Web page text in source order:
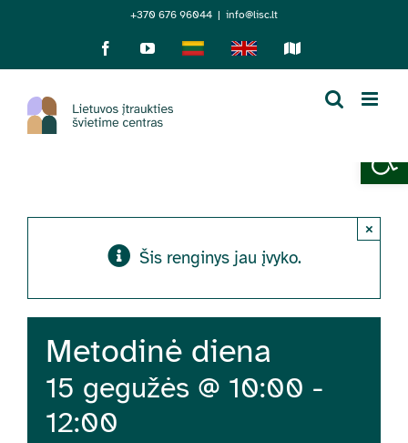
+370 676 96044 | info@lisc.lt
FacebookYouTubeLietuviškaiEnglish
Sensorinis
Šis renginys jau įvyko.
×
Metodinė diena
15 gegužės @ 10:00 -
12:00